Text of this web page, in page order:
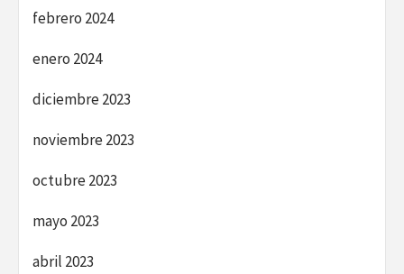
febrero 2024
enero 2024
diciembre 2023
noviembre 2023
octubre 2023
mayo 2023
abril 2023